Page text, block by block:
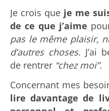
Je crois que je me
de ce que j’aime
pas le même plaisir,
d’autres choses. J’ai
de rentrer “chez moi”.
Concernant mes
lire davantage de